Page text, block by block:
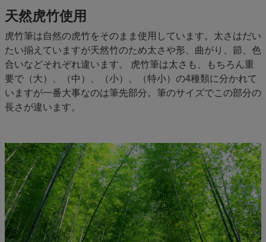
天然虎竹使用
虎竹筆は自然の虎竹をそのまま使用しています。太さはだい
たい揃えていますが天然竹のため太さや形、曲がり、節、色
合いなどそれぞれ違います。 虎竹筆は太さも、もちろん重
要で（大）、（中）、（小）、（特小）の4種類に分かれて
いますが一番大事なのは筆先部分。筆のサイズでこの部分の
長さが違います。